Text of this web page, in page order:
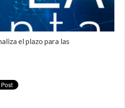
el plazo para las